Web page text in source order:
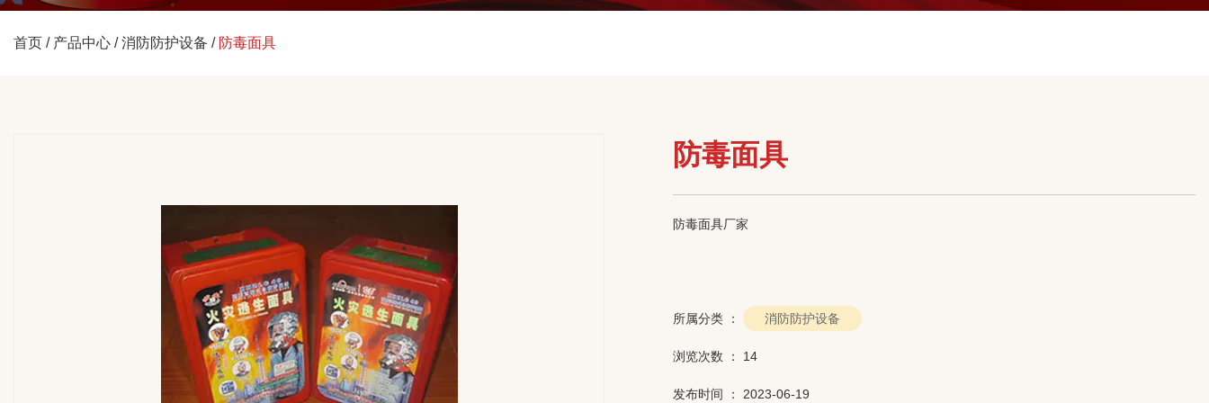
首页 / 产品中心 /消防防护设备 / 防毒面具
防毒面具
防毒面具厂家
所属分类 ： 消防防护设备
浏览次数 ： 14
发布时间 ： 2023-06-19